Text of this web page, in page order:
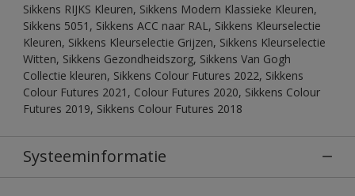
Sikkens RIJKS Kleuren, Sikkens Modern Klassieke Kleuren,
Sikkens 5051, Sikkens ACC naar RAL, Sikkens Kleurselectie
Kleuren, Sikkens Kleurselectie Grijzen, Sikkens Kleurselectie
Witten, Sikkens Gezondheidszorg, Sikkens Van Gogh
Collectie kleuren, Sikkens Colour Futures 2022, Sikkens
Colour Futures 2021, Colour Futures 2020, Sikkens Colour
Futures 2019, Sikkens Colour Futures 2018
Systeeminformatie